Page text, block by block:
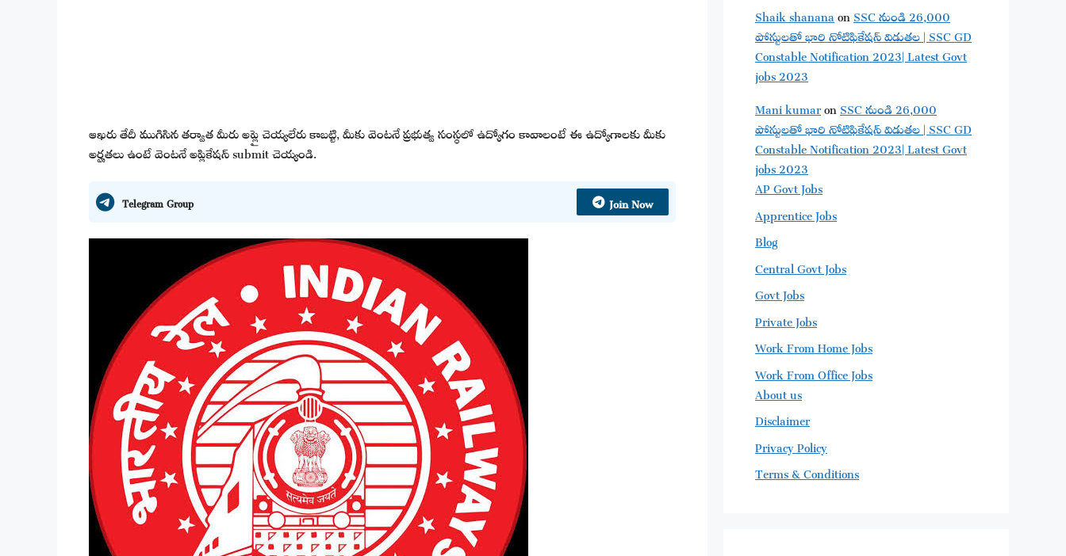
ఆఖరు తేదీ ముగిసిన తర్వాత మీరు అప్లై చెయ్యలేరు కాబట్టి, మీకు వెంటనే ప్రభుత్వ సంస్థలో ఉద్యోగం కావాలంటే ఈ ఉద్యోగాలకు మీకు
అర్హతలు ఉంటే వెంటనే అప్లికేషన్ submit చెయ్యండి.
Telegram Group Join Now
Shaik shananaonSSC నుండి 26,000
పోస్టులతో భారి నోటిఫికేషన్ విడుతల | SSC GD
Constable Notification 2023| Latest Govt
jobs 2023
Mani kumaronSSC నుండి 26,000
పోస్టులతో భారి నోటిఫికేషన్ విడుతల | SSC GD
Constable Notification 2023| Latest Govt
jobs 2023
AP Govt Jobs
Apprentice Jobs
Blog
Central Govt Jobs
Govt Jobs
Private Jobs
Work From Home Jobs
Work From Office Jobs
About us
Disclaimer
Privacy Policy
Terms & Conditions